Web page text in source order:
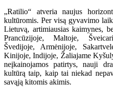
„Ratilio“ atveria naujus
kultūromis. Per visą gyvavimo
Lietuvą, artimiausias kaimynes,
Prancūzijoje, Maltoje,
Švedijoje, Armėnijoje,
Kinijoje, Indijoje, Žaliajame
neįkainojamos patirtys, nauji
kultūrą taip, kaip tai niekad
savąją kitomis akimis.